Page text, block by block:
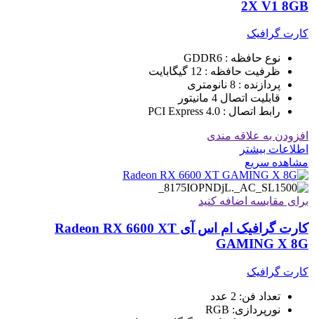
2X V1 8GB
کارت گرافیک
نوع حافظه : GDDR6
ظرفیت حافظه : 12 گیگابایت
پردازنده : 8 نانومتری
قابلیت اتصال 4 مانیتور
رابط اتصال : PCI Express 4.0
افزودن به علاقه مندی
اطلاعات بیشتر
مشاهده سریع
برای مقایسه اضافه کنید
کارت گرافیک ام اس آی Radeon RX 6600 XT
GAMING X 8G
کارت گرافیک
تعداد فن: 2 عدد
نورپردازی: RGB